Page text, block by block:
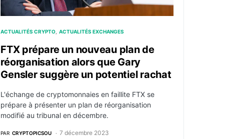
ACTUALITÉS CRYPTO ACTUALITÉS EXCHANGES
FTX prépare un nouveau plan de
réorganisation alors que Gary
Gensler suggère un potentiel rachat
L'échange de cryptomonnaies en faillite FTX se
prépare à présenter un plan de réorganisation
modifié au tribunal en décembre.
PAR CRYPTOPICSOU 7 décembre 2023